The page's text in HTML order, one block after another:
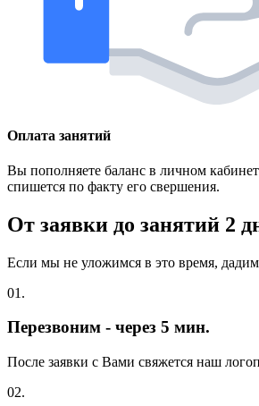
Оплата занятий
Вы пополняете баланс в личном
спишется по факту его свершения.
От заявки до занятий 2
Если мы не уложимся в это время,
01.
Перезвоним - через 5 мин.
После заявки с Вами свяжется наш
02.